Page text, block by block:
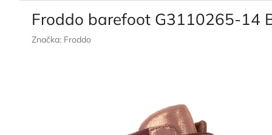
Froddo barefoot G3110265-14
Značka: Froddo